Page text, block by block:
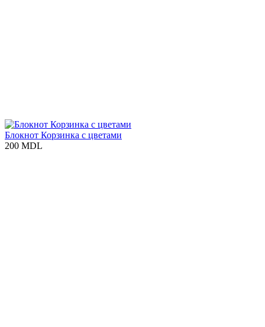
Блокнот Корзинка с цветами
200 MDL